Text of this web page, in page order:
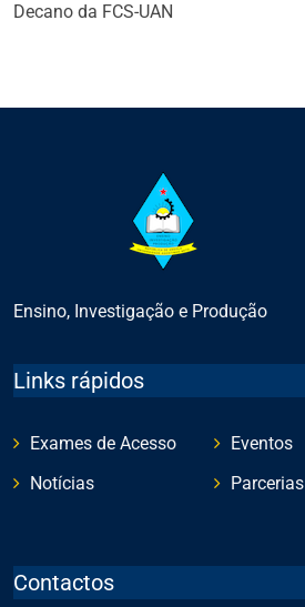
Decano da FCS-UAN
Ensino, Investigação e Produção
Links rápidos
Exames de Acesso
Notícias
Eventos
Parcerias
Contactos